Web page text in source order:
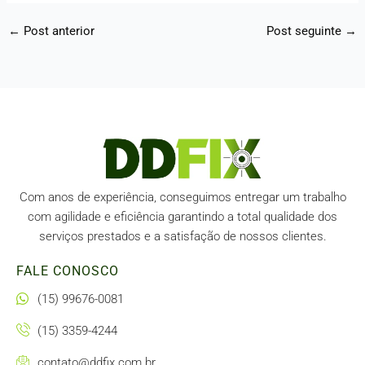
← Post anterior Post seguinte →
Com anos de experiência, conseguimos entregar um trabalho
com agilidade e eficiência garantindo a total qualidade dos
serviços prestados e a satisfação de nossos clientes.
FALE CONOSCO
(15) 99676-0081
(15) 3359-4244